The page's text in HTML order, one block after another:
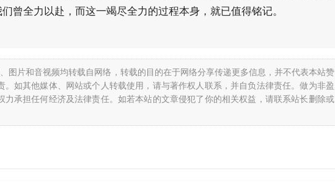
曾全力以赴，而这一竭尽全力的过程本身，就已值得铭记。
图片和音视频均转载自网络，转载的目的在于网络分享传递更多信息，并不代表本站赞
。如其他媒体、网站或个人转载使用，请与著作权人联系，并自负法律责任。做为非盈
力承担任何经济及法律责任。如若本站的文章侵犯了你的相关权益，请联系站长删除或